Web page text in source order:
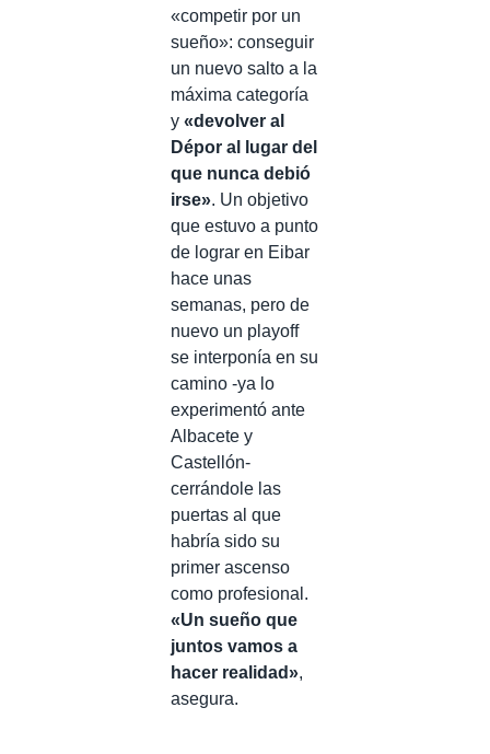
«competir por un
sueño»: conseguir
un nuevo salto a la
máxima categoría
y «devolver al
Dépor al lugar del
que nunca debió
irse». Un objetivo
que estuvo a punto
de lograr en Eibar
hace unas
semanas, pero de
nuevo un playoff
se interponía en su
camino -ya lo
experimentó ante
Albacete y
Castellón-
cerrándole las
puertas al que
habría sido su
primer ascenso
como profesional.
«Un sueño que
juntos vamos a
hacer realidad»,
asegura.